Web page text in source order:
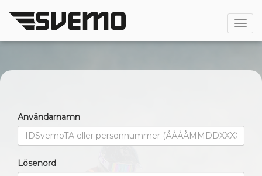
Användarnamn
Lösenord